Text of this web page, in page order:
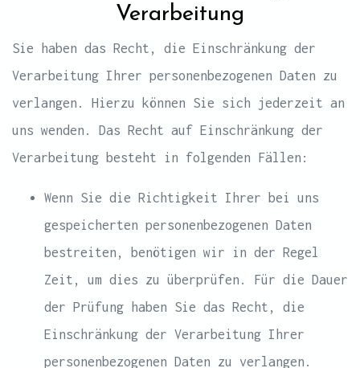
Verarbeitung
Sie haben das Recht, die Einschränkung der
Verarbeitung Ihrer personenbezogenen Daten zu
verlangen. Hierzu können Sie sich jederzeit an
uns wenden. Das Recht auf Einschränkung der
Verarbeitung besteht in folgenden Fällen:
Wenn Sie die Richtigkeit Ihrer bei uns
gespeicherten personenbezogenen Daten
bestreiten, benötigen wir in der Regel
Zeit, um dies zu überprüfen. Für die Dauer
der Prüfung haben Sie das Recht, die
Einschränkung der Verarbeitung Ihrer
personenbezogenen Daten zu verlangen.